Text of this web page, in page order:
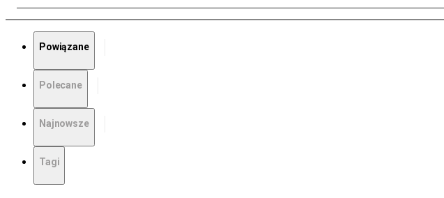
Powiązane
Polecane
Najnowsze
Tagi